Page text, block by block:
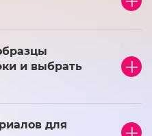
и выбрать
для